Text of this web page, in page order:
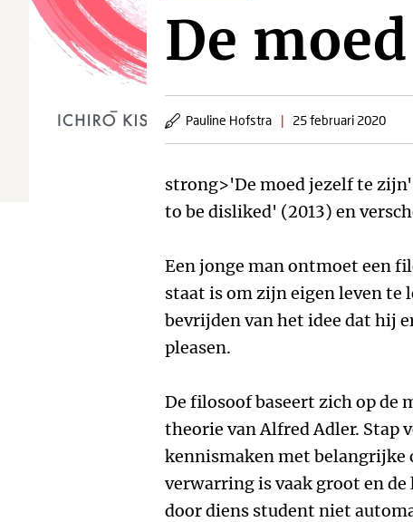
De
Pauline Hofstra | 25 februari 2020
strong>'De moed jezelf te
to be disliked' (2013) en
Een jonge man ontmoet een
staat is om zijn eigen leven te
bevrijden van het idee dat hij
pleasen.
De filosoof baseert zich op de
theorie van Alfred Adler. Stap
kennismaken met belangrijke
verwarring is vaak groot en
door diens student niet